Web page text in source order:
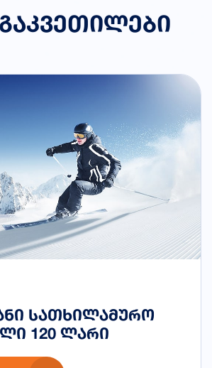
გაკვეთილები
სათხილამურო
120 ლარი